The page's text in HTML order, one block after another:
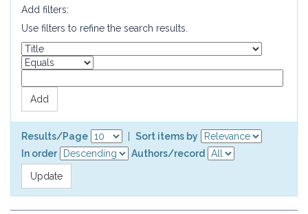
Add filters:
Use filters to refine the search results.
Results/Page
Sort items by
In order
Authors/record